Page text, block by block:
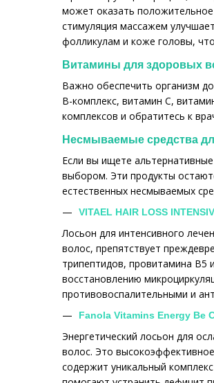
может оказать
стимуляция массажем
фолликулам и коже головы,
Витамины для здоровых
Важно обеспечить организм
В-комплекс, витамин С,
комплексов и обратитесь к
Несмываемые средства
Если вы ищете
выбором. Эти продукты
естественных несмываемых
VITAEL HAIR LOSS
Лосьон для интенсивного
волос, препятствует
трипептидов, провитамина В5
восстановлению
противовоспалительными и
Fanola Vitamins Energy Be
Энергетический лосьон для
волос. Это
содержит уникальный